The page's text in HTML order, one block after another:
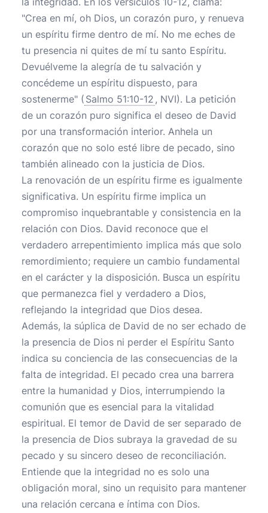
"Crea en mí, oh Dios, un corazón puro, y renueva
un espíritu firme dentro de mí. No me eches de
tu presencia ni quites de mí tu santo Espíritu.
Devuélveme la alegría de tu salvación y
concédeme un espíritu dispuesto, para
sostenerme" ( Salmo 51:10-12 , NVI). La petición
de un corazón puro significa el deseo de David
por una transformación interior. Anhela un
corazón que no solo esté libre de pecado, sino
también alineado con la justicia de Dios.
La renovación de un espíritu firme es igualmente
significativa. Un espíritu firme implica un
compromiso inquebrantable y consistencia en la
relación con Dios. David reconoce que el
verdadero arrepentimiento implica más que solo
remordimiento; requiere un cambio fundamental
en el carácter y la disposición. Busca un espíritu
que permanezca fiel y verdadero a Dios,
reflejando la integridad que Dios desea.
Además, la súplica de David de no ser echado de
la presencia de Dios ni perder el Espíritu Santo
indica su conciencia de las consecuencias de la
falta de integridad. El pecado crea una barrera
entre la humanidad y Dios, interrumpiendo la
comunión que es esencial para la vitalidad
espiritual. El temor de David de ser separado de
la presencia de Dios subraya la gravedad de su
pecado y su sincero deseo de reconciliación.
Entiende que la integridad no es solo una
obligación moral, sino un requisito para mantener
una relación cercana e íntima con Dios.